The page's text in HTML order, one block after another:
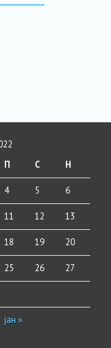
П С Н
јан »
4 5 6
11 12 13
18 19 20
25 26 27